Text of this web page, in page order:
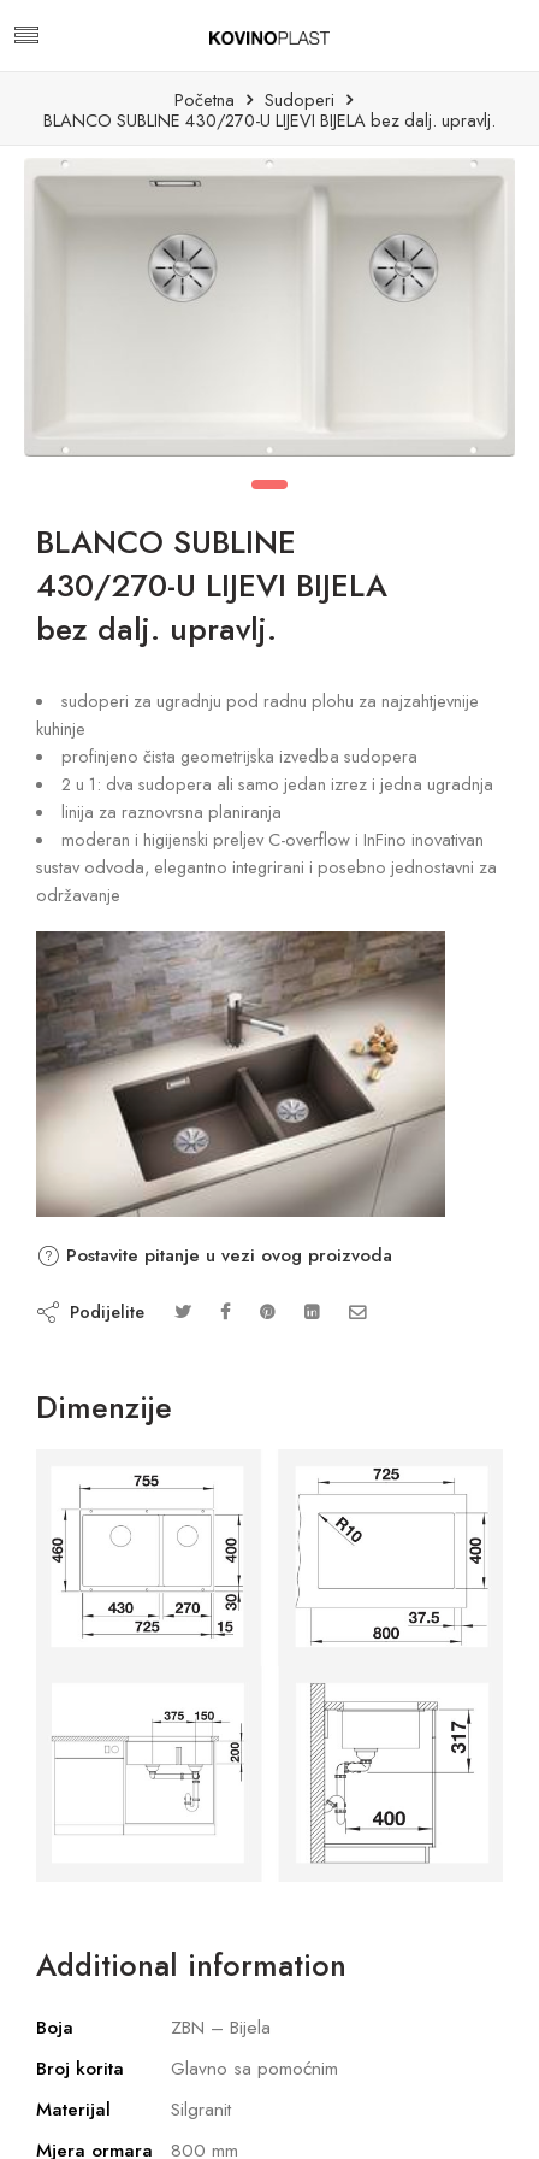
Početna
Sudoperi
BLANCO SUBLINE 430/270-U LIJEVI BIJELA bez dalj. upravlj.
BLANCO SUBLINE
430/270-U LIJEVI BIJELA
bez dalj. upravlj.
sudoperi za ugradnju pod radnu plohu za najzahtjevnije
kuhinje
profinjeno čista geometrijska izvedba sudopera
2 u 1: dva sudopera ali samo jedan izrez i jedna ugradnja
linija za raznovrsna planiranja
moderan i higijenski preljev C-overflow i InFino inovativan
sustav odvoda, elegantno integrirani i posebno jednostavni za
održavanje
Postavite pitanje u vezi ovog proizvoda
Podijelite
Dimenzije
Additional information
Boja
ZBN – Bijela
Broj korita
Glavno sa pomoćnim
Materijal
Silgranit
Mjera ormara
800 mm